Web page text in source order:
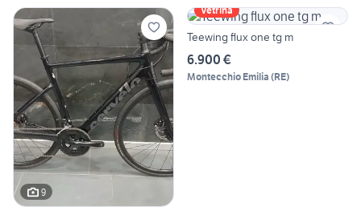
9
Vetrina
Teewing flux one tg m
6.900 €
Montecchio Emilia (RE)